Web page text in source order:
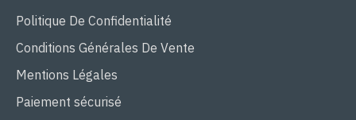
Politique De Confidentialité
Conditions Générales De Vente
Mentions Légales
Paiement sécurisé